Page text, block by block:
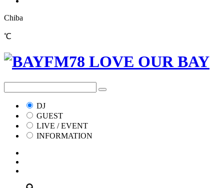
Chiba
℃
DJ
GUEST
LIVE / EVENT
INFORMATION